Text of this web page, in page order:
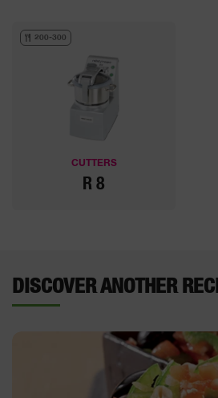
200-300
CUTTERS
R 8
DISCOVER ANOTHER